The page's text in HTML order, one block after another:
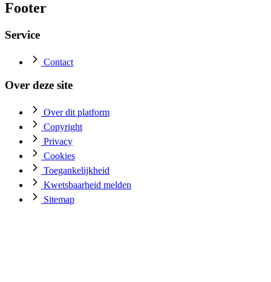
11 april 2024 10:48
Footer
Service
Contact
Over deze site
Over dit platform
Copyright
Privacy
Cookies
Toegankelijkheid
Kwetsbaarheid melden
Sitemap